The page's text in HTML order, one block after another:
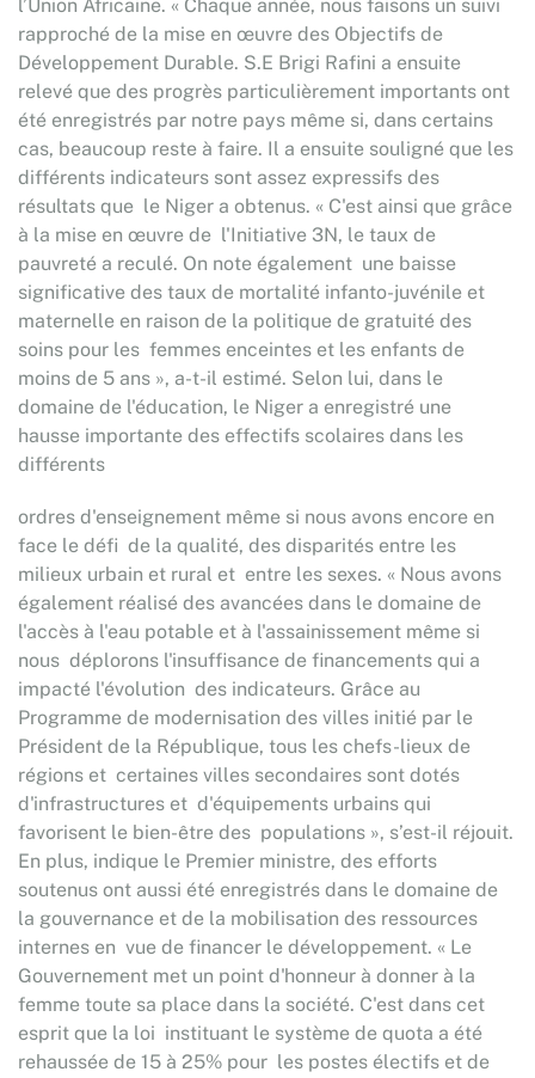
l’Union Africaine. « Chaque année, nous faisons un suivi
rapproché de la mise en œuvre des Objectifs de
Développement Durable. S.E Brigi Rafini a ensuite
relevé que des progrès particulièrement importants ont
été enregistrés par notre pays même si, dans certains
cas, beaucoup reste à faire. Il a ensuite souligné que les
différents indicateurs sont assez expressifs des
résultats que le Niger a obtenus. « C'est ainsi que grâce
à la mise en œuvre de l'Initiative 3N, le taux de
pauvreté a reculé. On note également une baisse
significative des taux de mortalité infanto-juvénile et
maternelle en raison de la politique de gratuité des
soins pour les femmes enceintes et les enfants de
moins de 5 ans », a-t-il estimé. Selon lui, dans le
domaine de l'éducation, le Niger a enregistré une
hausse importante des effectifs scolaires dans les
différents
ordres d'enseignement même si nous avons encore en
face le défi de la qualité, des disparités entre les
milieux urbain et rural et entre les sexes. « Nous avons
également réalisé des avancées dans le domaine de
l'accès à l'eau potable et à l'assainissement même si
nous déplorons l'insuffisance de financements qui a
impacté l'évolution des indicateurs. Grâce au
Programme de modernisation des villes initié par le
Président de la République, tous les chefs-lieux de
régions et certaines villes secondaires sont dotés
d'infrastructures et d'équipements urbains qui
favorisent le bien-être des populations », s’est-il réjouit.
En plus, indique le Premier ministre, des efforts
soutenus ont aussi été enregistrés dans le domaine de
la gouvernance et de la mobilisation des ressources
internes en vue de financer le développement. « Le
Gouvernement met un point d'honneur à donner à la
femme toute sa place dans la société. C'est dans cet
esprit que la loi instituant le système de quota a été
rehaussée de 15 à 25% pour les postes électifs et de